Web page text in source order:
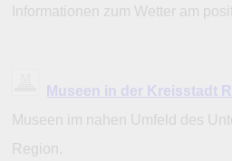
Informationen zum Wetter am
Museen in der Kreisstadt
Museen im nahen Umfeld des
Region.